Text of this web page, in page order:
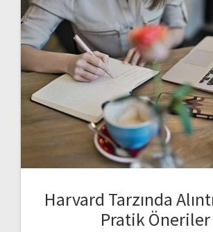
Harvard Tarzında
Pratik Öneriler